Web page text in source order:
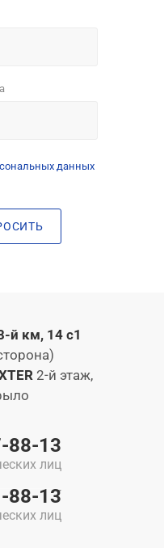
данных
й км, 14 с1
2-й этаж,
88-13
лиц
88-13
лиц